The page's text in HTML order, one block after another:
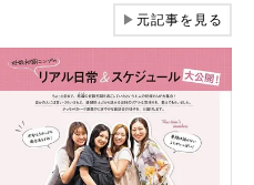
▶元記事を見る